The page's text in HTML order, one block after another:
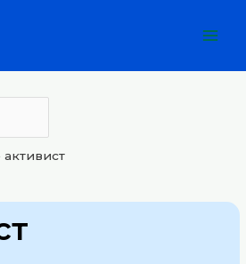
активист